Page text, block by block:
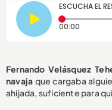
ESCUCHA EL
00:00
Fernando Velásquez
navaja que cargaba
ahijada, suficiente para